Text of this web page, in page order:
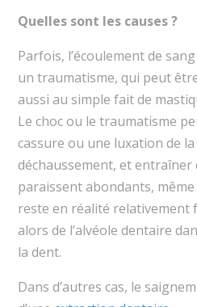
Quelles sont les causes ?
Parfois, l’écoulement de
un traumatisme, qui peut
aussi au simple fait de
Le choc ou le traumatisme
cassure ou une luxation de la
déchaussement, et entraîner
paraissent abondants,
reste en réalité relativement
alors de l’alvéole dentaire
la dent.
Dans d’autres cas, le